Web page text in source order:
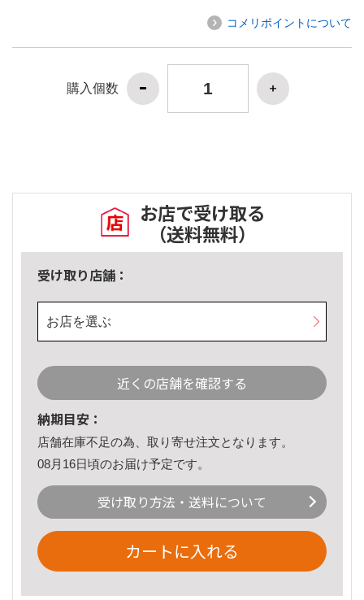
コメリポイントについて
購入個数
お店で受け取る
（送料無料）
受け取り店舗：
お店を選ぶ
近くの店舗を確認する
納期目安：
店舗在庫不足の為、取り寄せ注文となります。
08月16日頃のお届け予定です。
受け取り方法・送料について
カートに入れる